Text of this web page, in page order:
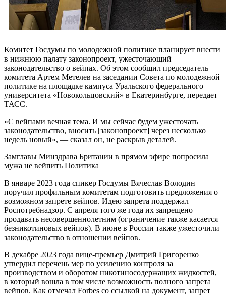
Комитет Госдумы по молодежной политике планирует внести
в нижнюю палату законопроект, ужесточающий
законодательство о вейпах. Об этом сообщил председатель
комитета Артем Метелев на заседании Совета по молодежной
политике на площадке кампуса Уральского федерального
университета «Новокольцовский» в Екатеринбурге, передает
ТАСС.
«С вейпами вечная тема. И мы сейчас будем ужесточать
законодательство, вносить [законопроект] через несколько
недель новый», — сказал он, не раскрыв деталей.
Замглавы Минздрава Британии в прямом эфире попросила
мужа не вейпить Политика
В январе 2023 года спикер Госдумы Вячеслав Володин
поручил профильным комитетам подготовить предложения о
возможном запрете вейпов. Идею запрета поддержал
Роспотребнадзор. С апреля того же года их запрещено
продавать несовершеннолетним (ограничение также касается
безникотиновых вейпов). В июне в России также ужесточили
законодательство в отношении вейпов.
В декабре 2023 года вице-премьер Дмитрий Григоренко
утвердил перечень мер по усилению контроля за
производством и оборотом никотиносодержащих жидкостей,
в который вошла в том числе возможность полного запрета
вейпов. Как отмечал Forbes со ссылкой на документ, запрет